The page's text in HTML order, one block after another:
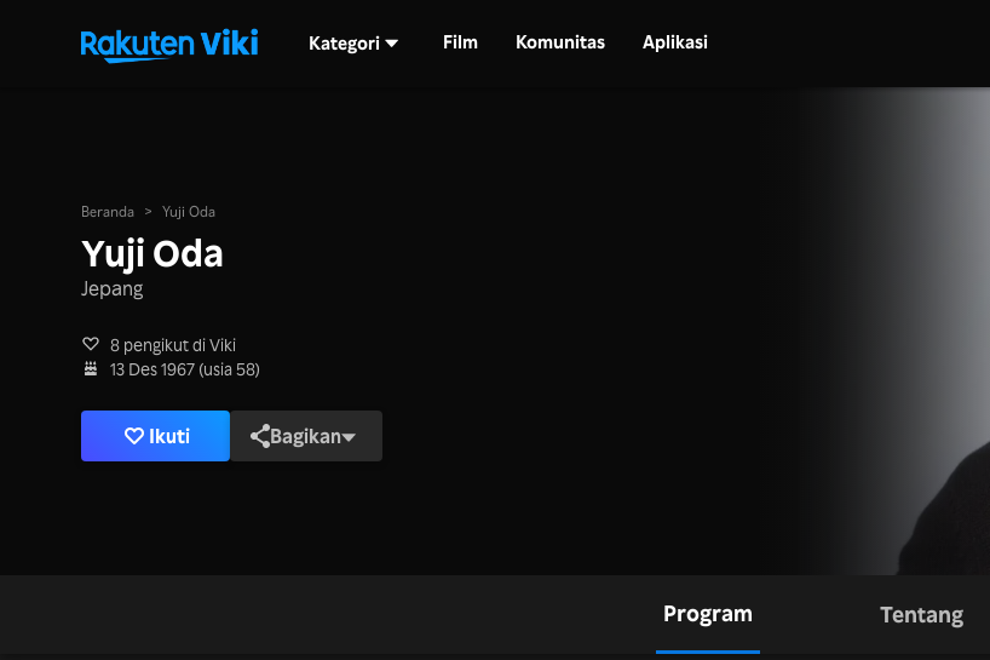
Kategori Film Komunitas Aplikasi
Beranda > Yuji Oda
Yuji Oda
Jepang
8 pengikut di Viki
13 Des 1967 (usia 58)
Ikuti Bagikan
Program Tentang